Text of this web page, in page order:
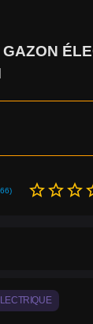
star_borderstar_borderstar_border
LECTRIQUE